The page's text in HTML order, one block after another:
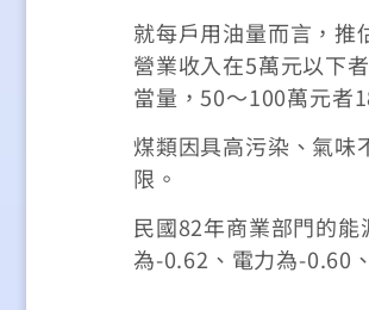
就每戶用油量而言，推
營業收入在5萬元以下
當量，50～100萬元者
煤類因具高污染、氣味
限。
民國82年商業部門的
為-0.62、電力為-0.60